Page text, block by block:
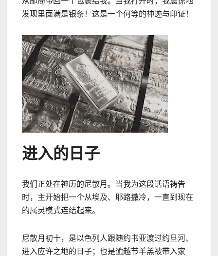
发现里面满是银条！这是一个何等的神迹与印证！
进入的日子
我们正处在神历的尼散月。当我为这段话语祷告
时，主开始把一个从埃及、耶路撒冷，一直到现在
的属灵模式连结起来。
尼散月初十，是以色列人跟随约书亚渡过约旦河、
进入应许之地的日子；也是逾越节羊羔被带入家